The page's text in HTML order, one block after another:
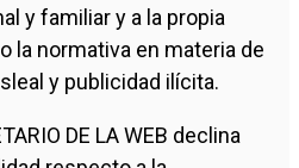
y familiar y a la propia
la normativa en materia de
y publicidad ilícita.
DE LA WEB declina